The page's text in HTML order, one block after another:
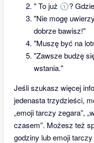
" To już 🕦?
"Nie mogę
dobrze bawisz!"
"Muszę być na
"Zawsze budzę
wstania."
Jeśli szukasz więcej
jedenasta trzydzieści,
„emoji tarczy zegara”,
czasem”. Możesz też
godziny lub emoji